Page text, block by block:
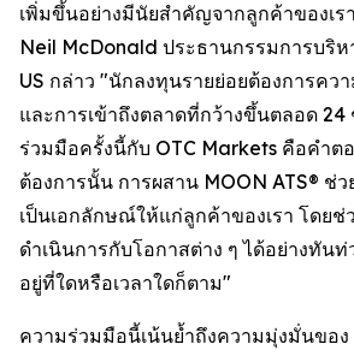
เพิ่มขึ้นอย่างมีนัยสำคัญจากลูกค้าของเร
Neil McDonald ประธานกรรมการบริ
US กล่าว "นักลงทุนรายย่อยต้องการค
และการเข้าถึงตลาดที่กว้างขึ้นตลอด 24
ร่วมมือครั้งนี้กับ OTC Markets คือคำต
ต้องการนั้น การผสาน MOON ATS® ช่
เป็นเอกลักษณ์ให้แก่ลูกค้าของเรา โดย
ดำเนินการกับโอกาสต่าง ๆ ได้อย่างทัน
อยู่ที่ใดหรือเวลาใดก็ตาม"
ความร่วมมือนี้เน้นย้ำถึงความมุ่งมั่นของ